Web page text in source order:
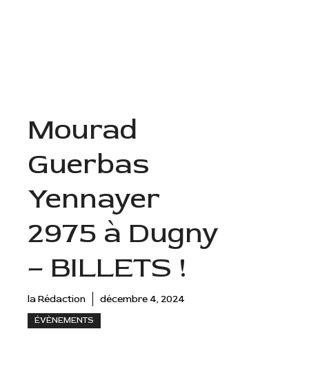
Mourad
Guerbas
Yennayer
2975 à Dugny
– BILLETS !
la Rédaction décembre 4, 2024
ÉVÈNEMENTS